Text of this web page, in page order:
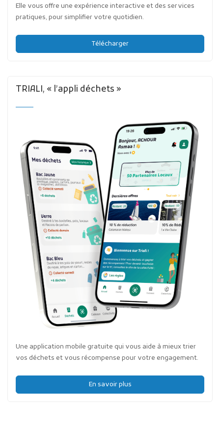
Elle vous offre une expérience interactive et des services
pratiques, pour simplifier votre quotidien.
Télécharger
TRIALI, « l’appli déchets »
Une application mobile gratuite qui vous aide à mieux trier
vos déchets et vous récompense pour votre engagement.
En savoir plus